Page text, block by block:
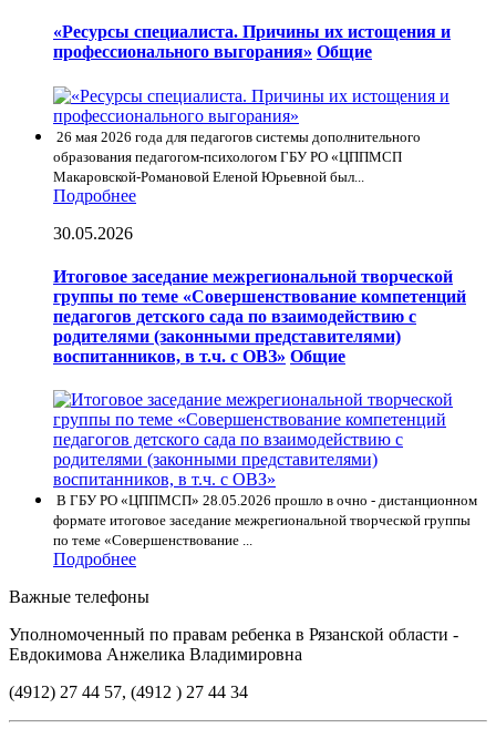
«Ресурсы специалиста. Причины их истощения и
профессионального выгорания» Общие
26 мая 2026 года для педагогов системы дополнительного
образования педагогом-психологом ГБУ РО «ЦППМСП
Макаровской-Романовой Еленой Юрьевной был...
Подробнее
30.05.2026
Итоговое заседание межрегиональной творческой
группы по теме «Совершенствование компетенций
педагогов детского сада по взаимодействию с
родителями (законными представителями)
воспитанников, в т.ч. с ОВЗ» Общие
В ГБУ РО «ЦППМСП» 28.05.2026 прошло в очно - дистанционном
формате итоговое заседание межрегиональной творческой группы
по теме «Совершенствование ...
Подробнее
Важные телефоны
Уполномоченный по правам ребенка в Рязанской области -
Евдокимова Анжелика Владимировна
(4912) 27 44 57, (4912 ) 27 44 34